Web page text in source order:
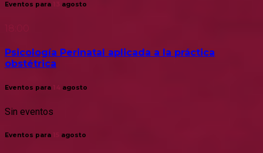
Eventos para agosto
Psicología Perinatal aplicada a la práctica
obstétrica
Eventos para agosto
Sin eventos
Eventos para agosto